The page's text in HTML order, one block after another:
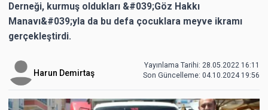
Derneği, kurmuş oldukları &#039;Göz Hakkı
Manavı&#039;yla da bu defa çocuklara meyve ikramı
gerçekleştirdi.
Harun Demirtaş
Yayınlama Tarihi: 28.05.2022 16:11
Son Güncelleme: 04.10.2024 19:56